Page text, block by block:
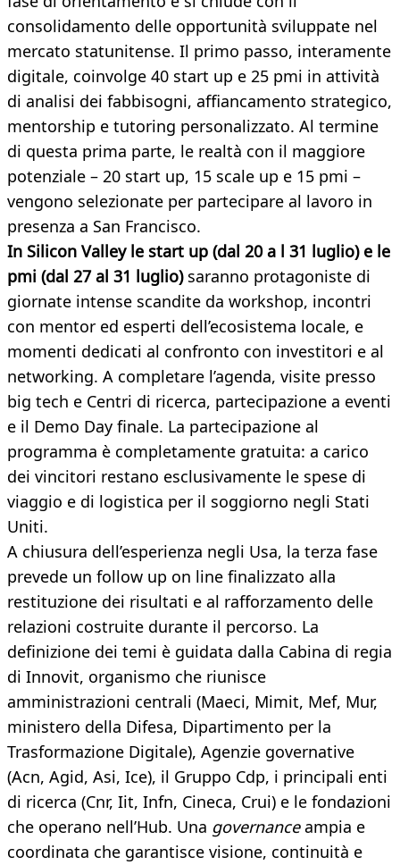
consolidamento delle opportunità sviluppate nel
mercato statunitense. Il primo passo, interamente
digitale, coinvolge 40 start up e 25 pmi in attività
di analisi dei fabbisogni, affiancamento strategico,
mentorship e tutoring personalizzato. Al termine
di questa prima parte, le realtà con il maggiore
potenziale – 20 start up, 15 scale up e 15 pmi –
vengono selezionate per partecipare al lavoro in
presenza a San Francisco.
In Silicon Valley le start up (dal 20 a l 31 luglio) e le
pmi (dal 27 al 31 luglio)saranno protagoniste di
giornate intense scandite da workshop, incontri
con mentor ed esperti dell’ecosistema locale, e
momenti dedicati al confronto con investitori e al
networking. A completare l’agenda, visite presso
big tech e Centri di ricerca, partecipazione a eventi
e il Demo Day finale. La partecipazione al
programma è completamente gratuita: a carico
dei vincitori restano esclusivamente le spese di
viaggio e di logistica per il soggiorno negli Stati
Uniti.
A chiusura dell’esperienza negli Usa, la terza fase
prevede un follow up on line finalizzato alla
restituzione dei risultati e al rafforzamento delle
relazioni costruite durante il percorso. La
definizione dei temi è guidata dalla Cabina di regia
di Innovit, organismo che riunisce
amministrazioni centrali (Maeci, Mimit, Mef, Mur,
ministero della Difesa, Dipartimento per la
Trasformazione Digitale), Agenzie governative
(Acn, Agid, Asi, Ice), il Gruppo Cdp, i principali enti
di ricerca (Cnr, Iit, Infn, Cineca, Crui) e le fondazioni
che operano nell’Hub. Una governanceampia e
coordinata che garantisce visione, continuità e